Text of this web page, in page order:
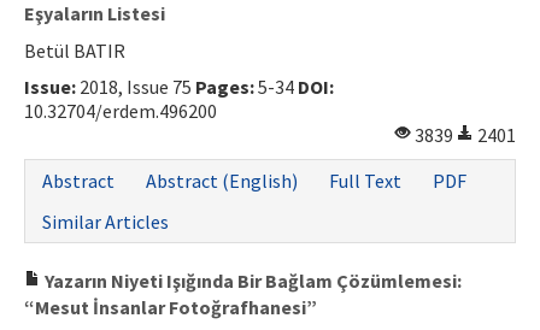
Eşyaların Listesi
Betül BATIR
Issue: 2018, Issue 75 Pages:5-34 DOI:
10.32704/erdem.496200
3839
2401
Abstract
Abstract (English) Full Text
PDF
Similar Articles
Yazarın Niyeti Işığında Bir Bağlam Çözümlemesi:
“Mesut İnsanlar Fotoğrafhanesi”